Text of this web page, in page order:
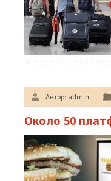
Автор: admin
Около 50